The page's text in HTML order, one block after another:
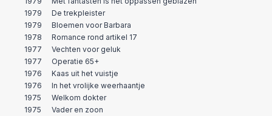
1979
1979
1978
1977
1977
1976
1976
1975
1975
De trekpleister
Bloemen voor Barbara
Romance rond artikel 17
Vechten voor geluk
Operatie 65+
Kaas uit het vuistje
In het vrolijke weerhaantje
Welkom dokter
Vader en zoon